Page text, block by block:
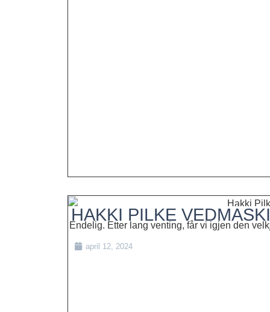
HAKKI PILKE
Endelig. Etter lang venting, får vi igjen den
april 12, 2024